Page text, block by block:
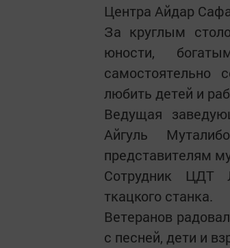
Центра Айдар
За круглым
юности,
самостоятельно
любить детей и
Ведущая
Айгуль
представителям
Сотрудник ЦДТ
ткацкого станка.
Ветеранов
с песней, дети и